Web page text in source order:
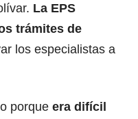
La EPS
trámites de
los especialistas a
porque era difícil